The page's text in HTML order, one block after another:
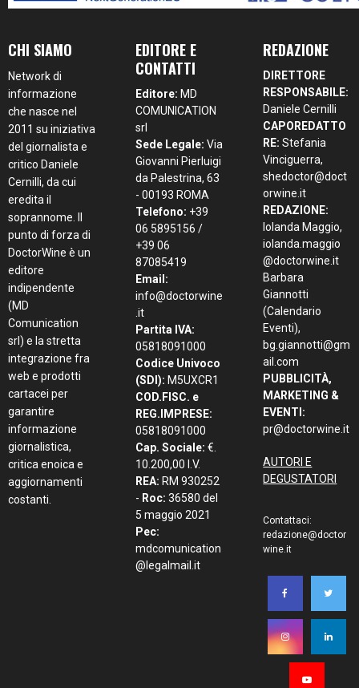
CHI SIAMO
Network di
informazione
che nasce nel
2011 su iniziativa
del giornalista e
critico Daniele
Cernilli, da cui
eredita il
soprannome. Il
punto di forza di
DoctorWine è un
editore
indipendente
(MD
Comunication
srl) e la stretta
integrazione fra
web e prodotti
cartacei per
garantire
informazione
giornalistica,
critica enoica e
aggiornamenti
costanti.
EDITORE E
CONTATTI
Editore: MD
COMUNICATION
srl
Sede Legale: Via
Giovanni Pierluigi
da Palestrina, 63
- 00193 ROMA
Telefono: +39
06 5895156 /
+39 06
87085419
Email:
info@doctorwine
.it
Partita IVA:
05818091000
Codice Univoco
(SDI): M5UXCR1
COD.FISC. e
REG.IMPRESE:
05818091000
Cap. Sociale: €.
10.200,00 I.V.
REA: RM 930252
- Roc: 36580 del
5 maggio 2021
Pec:
mdcomunication
@legalmail.it
REDAZIONE
DIRETTORE
RESPONSABILE:
Daniele Cernilli
CAPOREDATTO
RE: Stefania
Vinciguerra,
shedoctor@doct
orwine.it
REDAZIONE:
Iolanda Maggio,
iolanda.maggio
@doctorwine.it
Barbara
Giannotti
(Calendario
Eventi),
bg.giannotti@gm
ail.com
PUBBLICITÀ,
MARKETING &
EVENTI:
pr@doctorwine.it
AUTORI E
DEGUSTATORI
Contattaci:
redazione@doctor
wine.it